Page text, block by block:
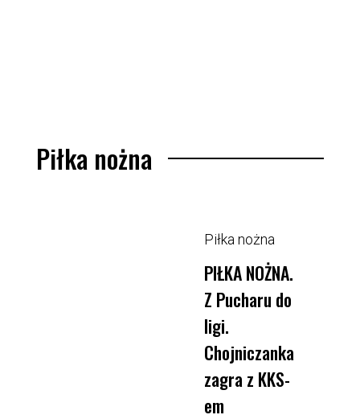
Piłka nożna
Piłka nożna
PIŁKA NOŻNA.
Z Pucharu do
ligi.
Chojniczanka
zagra z KKS-
em